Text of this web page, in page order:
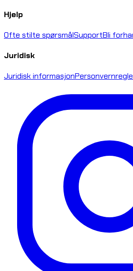
Hjelp
Ofte stilte spørsmålSupportBli
Juridisk
Juridisk informasjon